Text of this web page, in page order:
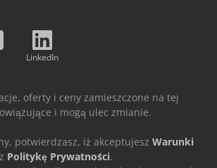
LinkedIn
oferty i ceny zamieszczone na tej
i mogą ulec zmianie.
potwierdzasz, iż akceptujesz Warunki
Politykę Prywatności.